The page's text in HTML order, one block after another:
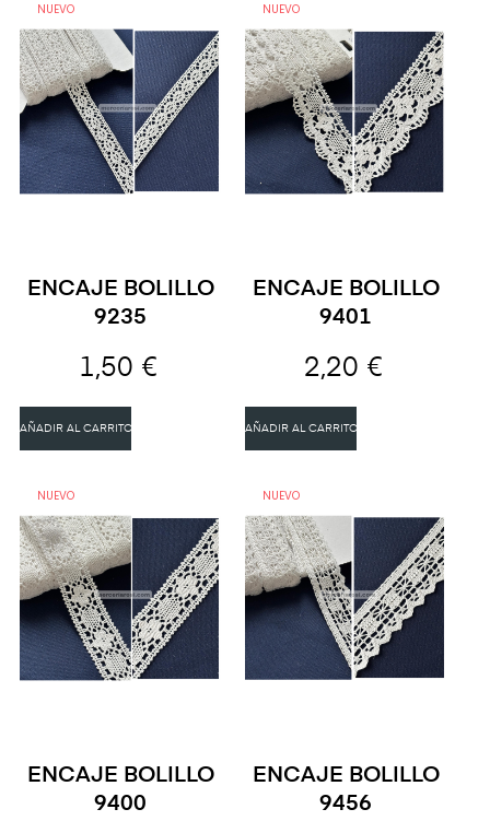
NUEVO
ENCAJE BOLILLO
9235
1,50 €
AÑADIR AL CARRITO
NUEVO
ENCAJE BOLILLO
9401
2,20 €
AÑADIR AL CARRITO
NUEVO
ENCAJE BOLILLO
9400
NUEVO
ENCAJE BOLILLO
9456